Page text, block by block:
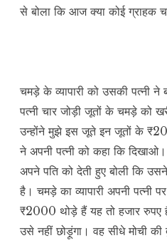
से बोला कि आज क्या कोई ग्राहक
चमड़े के व्यापारी को उसकी पत्नी
पत्नी चार जोड़ी जूतों के चमड़े को
उन्होंने मुझे इस जूते इन जूतों के
ने अपनी पत्नी को कहा कि
अपने पति को देती हुए बोली कि
है। चमड़े का व्यापारी अपनी पत्नी
₹2000 थोड़े हैं यह तो हजार रुपए
उसे नहीं छोड़ूंगा। वह सीधे मोची